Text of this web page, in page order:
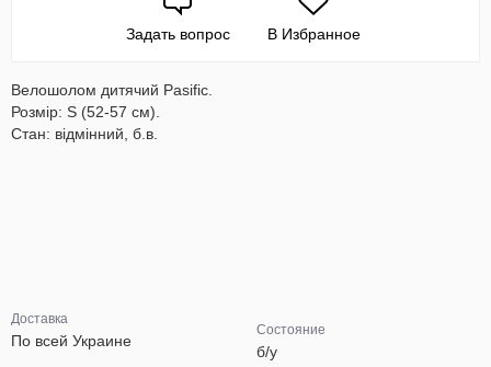
Задать вопрос В Избранное
Велошолом дитячий Pasific.
Розмір: S (52-57 см).
Стан: відмінний, б.в.
Доставка
По всей Украине
Состояние
б/у